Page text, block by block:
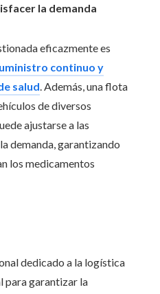
la demanda
eficazmente es
continuo y
salud. Además, una flota
de diversos
ajustarse a las
demanda, garantizando
los medicamentos
dedicado a la logística
para garantizar la